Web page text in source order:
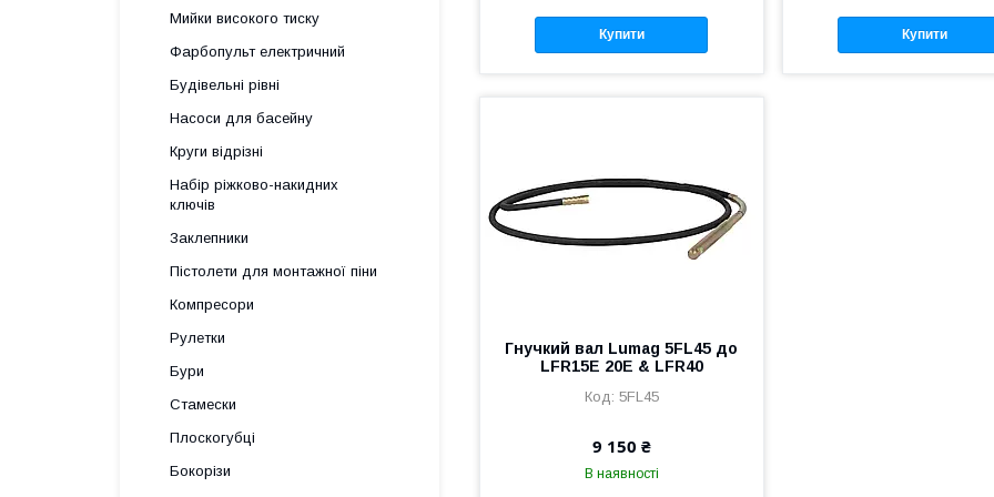
Купити Купити
Гнучкий вал Lumag 5FL45 до
LFR15E 20E & LFR40
5FL45
9 150 ₴
В наявності
Мийки високого тиску
Фарбопульт електричний
Будівельні рівні
Насоси для басейну
Круги відрізні
Набір ріжково-накидних
ключів
Заклепники
Пістолети для монтажної піни
Компресори
Рулетки
Бури
Стамески
Плоскогубці
Бокорізи